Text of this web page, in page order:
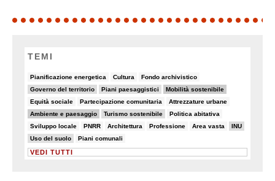
TEMI
Pianificazione energetica
5/82 Cultura
7/82 Fondo archivistico
7/82
Governo del territorio
19/82 Piani paesaggistici
10/82 Mobilità sostenibile
25/82
Equità sociale
8/82 Partecipazione comunitaria
7/82 Attrezzature urbane
5/82
Ambiente e paesaggio
32/82 Turismo sostenibile
18/82 Politica abitativa
8/82
Sviluppo locale
5/82 PNRR
7/82 Architettura
7/82 Professione
5/82 Area vasta
6/82 INU
22/82
Uso del suolo
9/82 Piani comunali
7/82
VEDI TUTTI